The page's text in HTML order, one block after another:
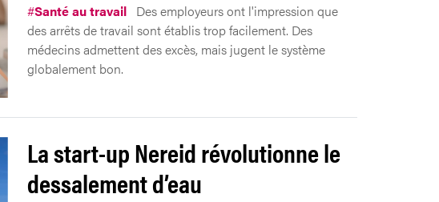
#Santé au travail Des employeurs ont l'impression que
des arrêts de travail sont établis trop facilement. Des
médecins admettent des excès, mais jugent le système
globalement bon.
La start-up Nereid révolutionne le
dessalement d’eau